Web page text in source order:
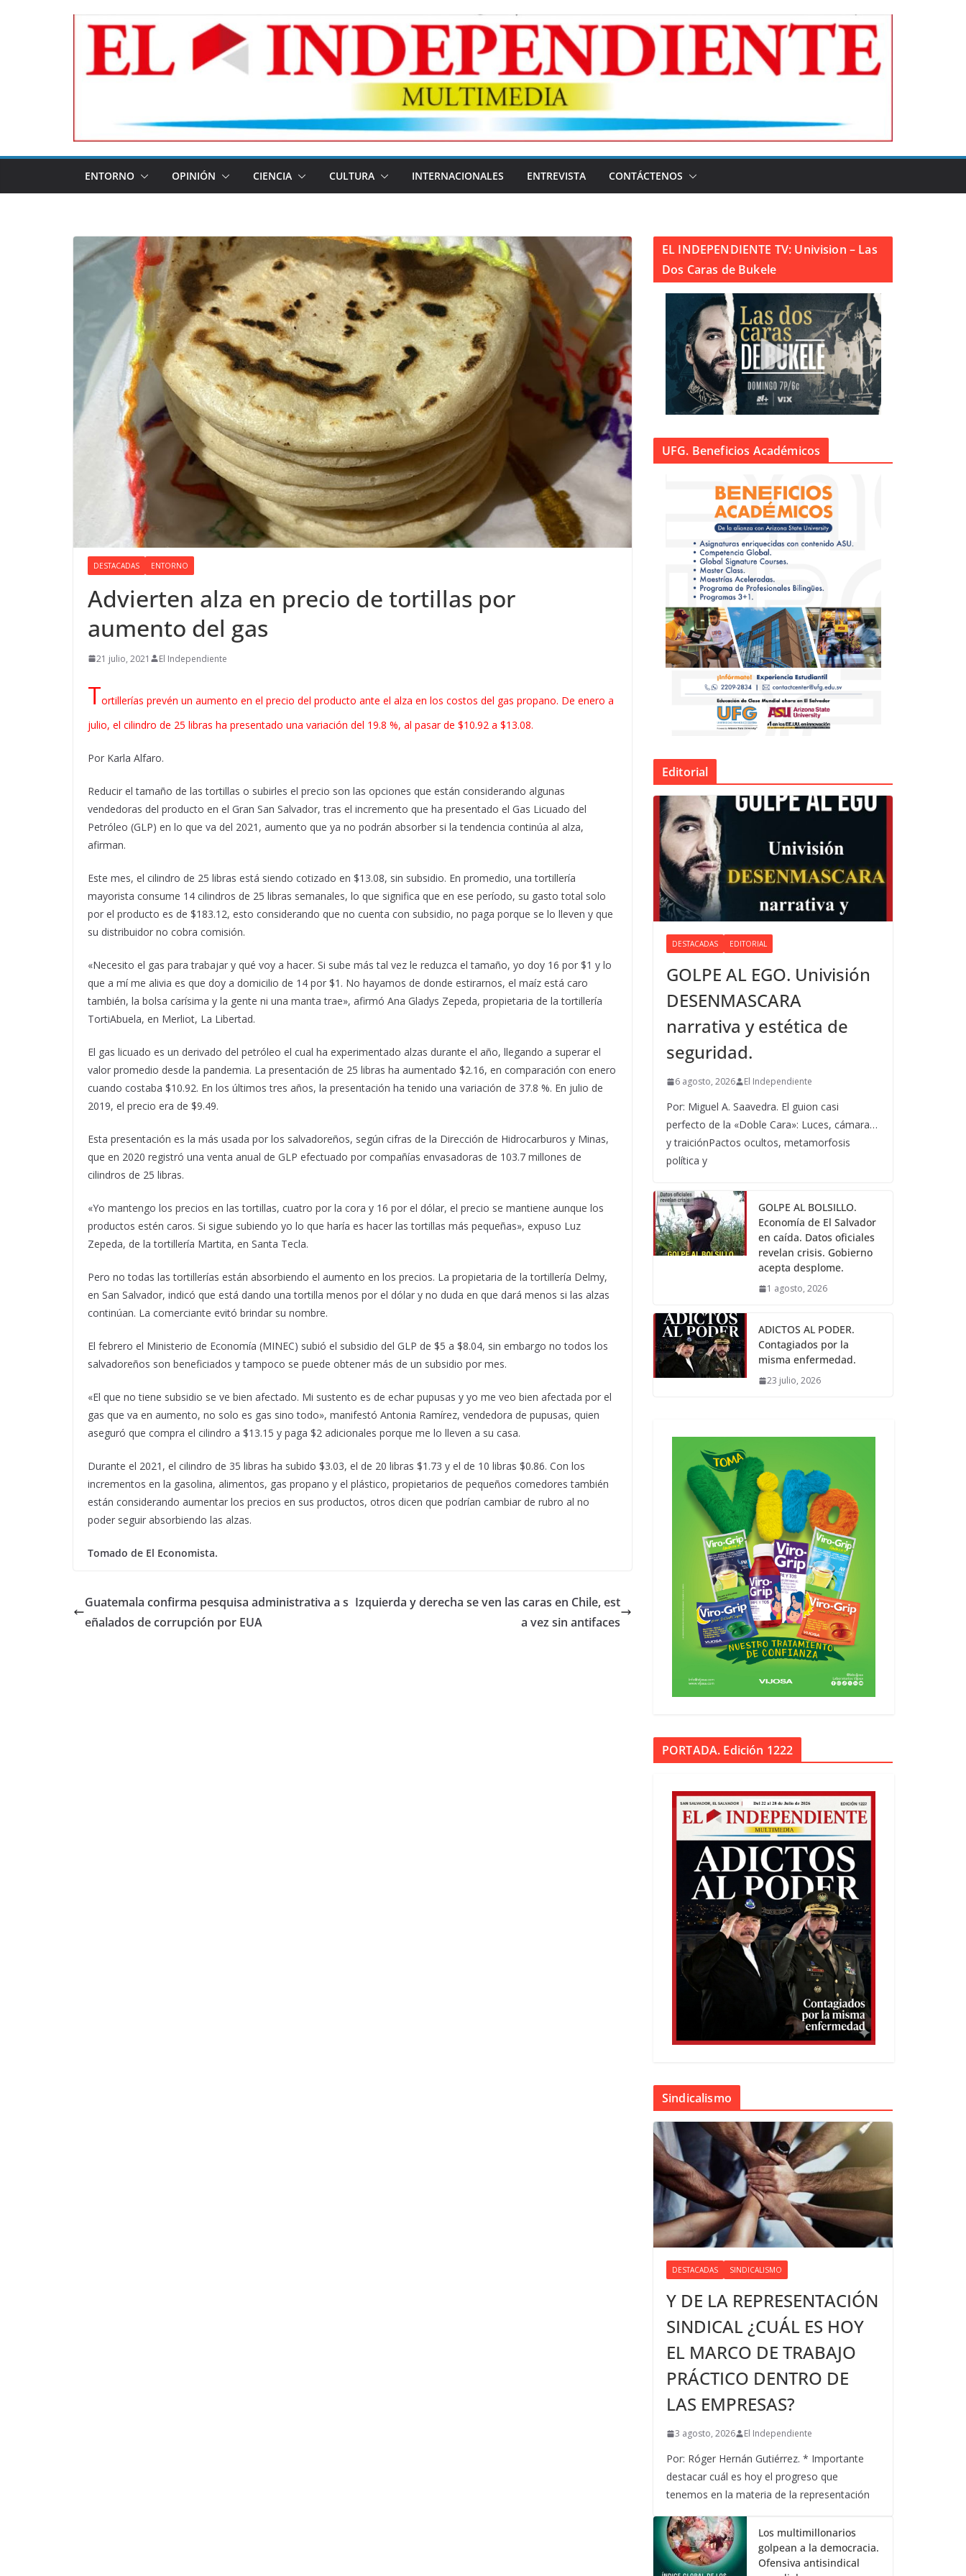
ENTORNO OPINIÓN CIENCIA CULTURA INTERNACIONALES ENTREVISTA CONTÁCTENOS
DESTACADAS ENTORNO
Advierten alza en precio de tortillas por
aumento del gas
21 julio, 2021 El Independiente
Tortillerías prevén un aumento en el precio del producto ante el alza en los costos del gas propano. De enero a
julio, el cilindro de 25 libras ha presentado una variación del 19.8 %, al pasar de $10.92 a $13.08.
Por Karla Alfaro.
Reducir el tamaño de las tortillas o subirles el precio son las opciones que están considerando algunas
vendedoras del producto en el Gran San Salvador, tras el incremento que ha presentado el Gas Licuado del
Petróleo (GLP) en lo que va del 2021, aumento que ya no podrán absorber si la tendencia continúa al alza,
afirman.
Este mes, el cilindro de 25 libras está siendo cotizado en $13.08, sin subsidio. En promedio, una tortillería
mayorista consume 14 cilindros de 25 libras semanales, lo que significa que en ese período, su gasto total solo
por el producto es de $183.12, esto considerando que no cuenta con subsidio, no paga porque se lo lleven y que
su distribuidor no cobra comisión.
«Necesito el gas para trabajar y qué voy a hacer. Si sube más tal vez le reduzca el tamaño, yo doy 16 por $1 y lo
que a mí me alivia es que doy a domicilio de 14 por $1. No hayamos de donde estirarnos, el maíz está caro
también, la bolsa carísima y la gente ni una manta trae», afirmó Ana Gladys Zepeda, propietaria de la tortillería
TortiAbuela, en Merliot, La Libertad.
El gas licuado es un derivado del petróleo el cual ha experimentado alzas durante el año, llegando a superar el
valor promedio desde la pandemia. La presentación de 25 libras ha aumentado $2.16, en comparación con enero
cuando costaba $10.92. En los últimos tres años, la presentación ha tenido una variación de 37.8 %. En julio de
2019, el precio era de $9.49.
Esta presentación es la más usada por los salvadoreños, según cifras de la Dirección de Hidrocarburos y Minas,
que en 2020 registró una venta anual de GLP efectuado por compañías envasadoras de 103.7 millones de
cilindros de 25 libras.
«Yo mantengo los precios en las tortillas, cuatro por la cora y 16 por el dólar, el precio se mantiene aunque los
productos estén caros. Si sigue subiendo yo lo que haría es hacer las tortillas más pequeñas», expuso Luz
Zepeda, de la tortillería Martita, en Santa Tecla.
Pero no todas las tortillerías están absorbiendo el aumento en los precios. La propietaria de la tortillería Delmy,
en San Salvador, indicó que está dando una tortilla menos por el dólar y no duda en que dará menos si las alzas
continúan. La comerciante evitó brindar su nombre.
El febrero el Ministerio de Economía (MINEC) subió el subsidio del GLP de $5 a $8.04, sin embargo no todos los
salvadoreños son beneficiados y tampoco se puede obtener más de un subsidio por mes.
«El que no tiene subsidio se ve bien afectado. Mi sustento es de echar pupusas y yo me veo bien afectada por el
gas que va en aumento, no solo es gas sino todo», manifestó Antonia Ramírez, vendedora de pupusas, quien
aseguró que compra el cilindro a $13.15 y paga $2 adicionales porque me lo lleven a su casa.
Durante el 2021, el cilindro de 35 libras ha subido $3.03, el de 20 libras $1.73 y el de 10 libras $0.86. Con los
incrementos en la gasolina, alimentos, gas propano y el plástico, propietarios de pequeños comedores también
están considerando aumentar los precios en sus productos, otros dicen que podrían cambiar de rubro al no
poder seguir absorbiendo las alzas.
Tomado de El Economista.
Guatemala confirma pesquisa administrativa a s
eñalados de corrupción por EUA
Izquierda y derecha se ven las caras en Chile, est
a vez sin antifaces
EL INDEPENDIENTE TV: Univision – Las
Dos Caras de Bukele
UFG. Beneficios Académicos
Editorial
DESTACADAS EDITORIAL
GOLPE AL EGO. Univisión
DESENMASCARA
narrativa y estética de
seguridad.
6 agosto, 2026 El Independiente
Por: Miguel A. Saavedra. El guion casi
perfecto de la «Doble Cara»: Luces, cámara…
y traiciónPactos ocultos, metamorfosis
política y
GOLPE AL BOLSILLO.
Economía de El Salvador
en caída. Datos oficiales
revelan crisis. Gobierno
acepta desplome.
1 agosto, 2026
ADICTOS AL PODER.
Contagiados por la
misma enfermedad.
23 julio, 2026
PORTADA. Edición 1222
Sindicalismo
DESTACADAS SINDICALISMO
Y DE LA REPRESENTACIÓN
SINDICAL ¿CUÁL ES HOY
EL MARCO DE TRABAJO
PRÁCTICO DENTRO DE
LAS EMPRESAS?
3 agosto, 2026 El Independiente
Por: Róger Hernán Gutiérrez. * Importante
destacar cuál es hoy el progreso que
tenemos en la materia de la representación
Los multimillonarios
golpean a la democracia.
Ofensiva antisindical